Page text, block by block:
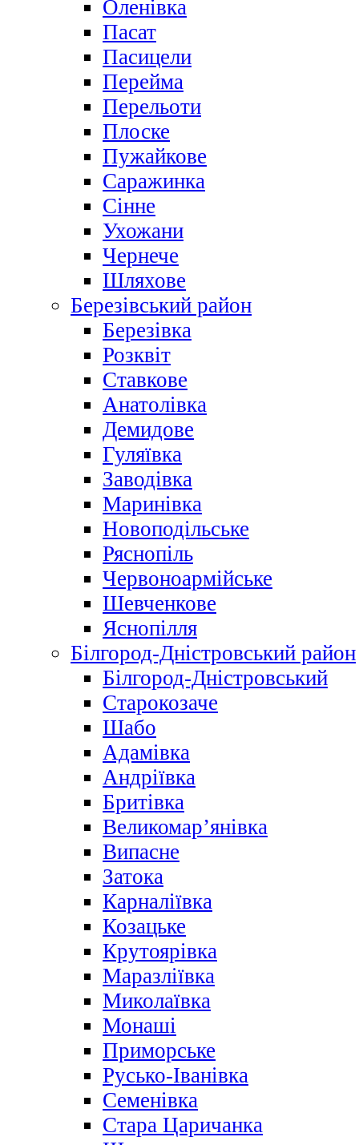
Оленівка
Пасат
Пасицели
Перейма
Перельоти
Плоске
Пужайкове
Саражинка
Сінне
Ухожани
Чернече
Шляхове
Березівський район
Березівка
Розквіт
Ставкове
Анатолівка
Демидове
Гуляївка
Заводівка
Маринівка
Новоподільське
Ряснопіль
Червоноармійське
Шевченкове
Яснопілля
Білгород-Дністровський район
Білгород-Дністровський
Старокозаче
Шабо
Адамівка
Андріївка
Бритівка
Великомар’янівка
Випасне
Затока
Карналіївка
Козацьке
Крутоярівка
Маразліївка
Миколаївка
Монаші
Приморське
Русько-Іванівка
Семенівка
Стара Царичанка